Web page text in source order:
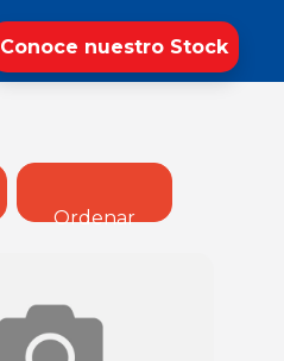
Conoce nuestro Stock
Ordenar